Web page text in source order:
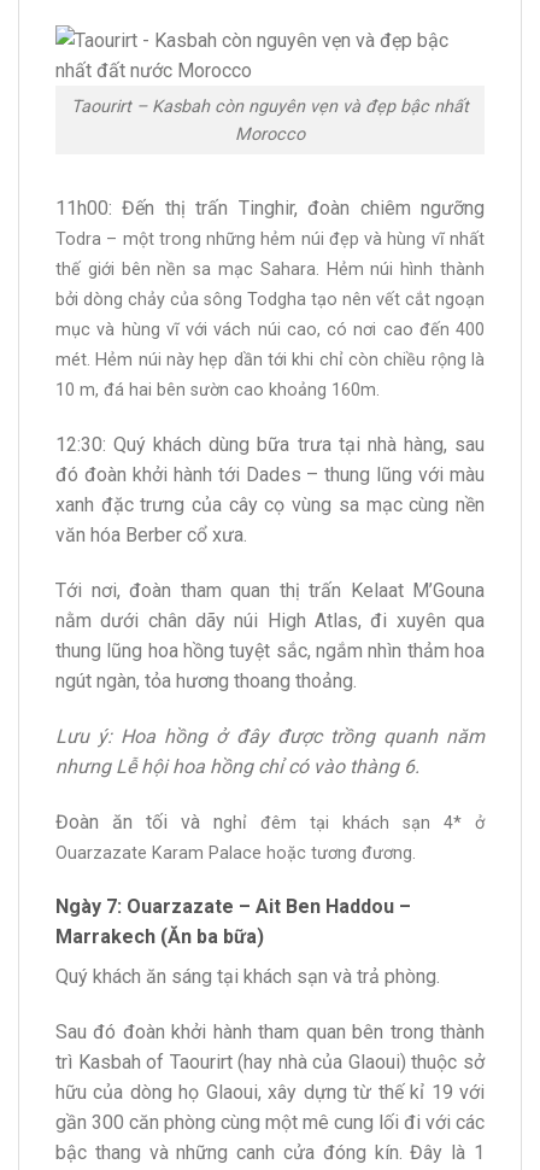
Taourirt – Kasbah còn nguyên vẹn và đẹp bậc nhất
Morocco
11h00: Đến thị trấn Tinghir, đoàn chiêm ngưỡng
Todra – một trong những hẻm núi đẹp và hùng vĩ nhất
thế giới bên nền sa mạc Sahara. Hẻm núi hình thành
bởi dòng chảy của sông Todgha tạo nên vết cắt ngoạn
mục và hùng vĩ với vách núi cao, có nơi cao đến 400
mét. Hẻm núi này hẹp dần tới khi chỉ còn chiều rộng là
10 m, đá hai bên sườn cao khoảng 160m.
12:30: Quý khách dùng bữa trưa tại nhà hàng, sau
đó đoàn khởi hành tới Dades – thung lũng với màu
xanh đặc trưng của cây cọ vùng sa mạc cùng nền
văn hóa Berber cổ xưa.
Tới nơi, đoàn tham quan thị trấn Kelaat M’Gouna
nằm dưới chân dãy núi High Atlas, đi xuyên qua
thung lũng hoa hồng tuyệt sắc, ngắm nhìn thảm hoa
ngút ngàn, tỏa hương thoang thoảng.
Lưu ý: Hoa hồng ở đây được trồng quanh năm
nhưng Lễ hội hoa hồng chỉ có vào thàng 6.
Đoàn ăn tối và nghỉ đêm tại khách sạn 4* ở
Ouarzazate Karam Palace hoặc tương đương.
Ngày 7: Ouarzazate – Ait Ben Haddou –
Marrakech (Ăn ba bữa)
Quý khách ăn sáng tại khách sạn và trả phòng.
Sau đó đoàn khởi hành tham quan bên trong thành
trì Kasbah of Taourirt (hay nhà của Glaoui) thuộc sở
hữu của dòng họ Glaoui, xây dựng từ thế kỉ 19 với
gần 300 căn phòng cùng một mê cung lối đi với các
bậc thang và những canh cửa đóng kín. Đây là 1